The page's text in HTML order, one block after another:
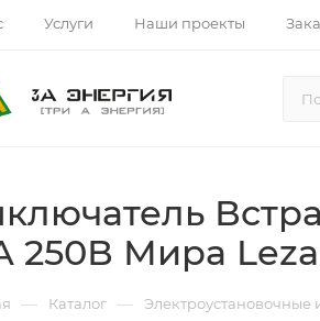
Услуги Наши проекты
250В Мира
— Каталог — Электроустановочные